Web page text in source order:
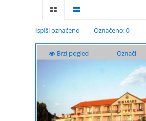
Ispiši označeno Označeno: 0
Brzi pogled Označi